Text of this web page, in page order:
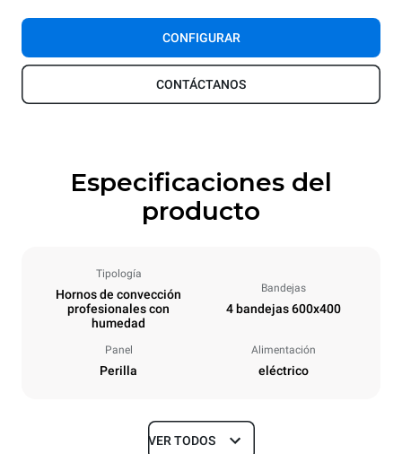
CONFIGURAR
CONTÁCTANOS
Especificaciones del
producto
Tipología
Hornos de convección
profesionales con
humedad
Bandejas
4 bandejas 600x400
Panel
Perilla
Alimentación
eléctrico
Tamaños
VER TODOS